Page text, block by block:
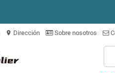
location_on Dirección Sobre nosotros